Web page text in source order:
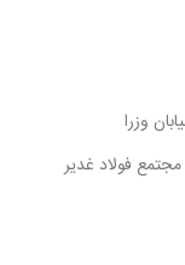
وزرا
فولاد غدیر